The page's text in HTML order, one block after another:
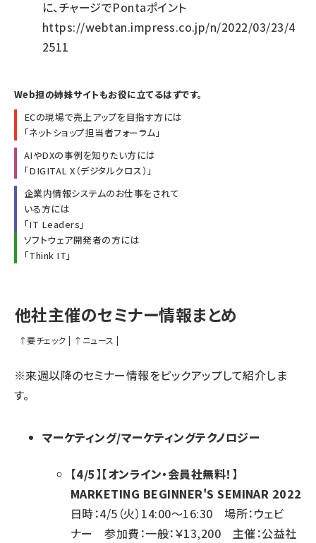
に、チャージでPontaポイント
https://webtan.impress.co.jp/n/2022/03/23/4
2511
Web担の姉妹サイトもお役に立てるはずです。
ECの現場で売上アップを目指す方には
「ネットショップ担当者フォーラム 」
AIやDXの事例を知りたい方には
「DIGITAL X（デジタルクロス） 」
企業内情報システムのお仕事をされて
いる方には
「IT Leaders 」
ソフトウェア開発者の方には
「Think IT 」
他社主催のセミナー情報まとめ
↑要チェック | ↑ ニュース |
※来週以降のセミナー情報をピックアップして紹介しま
す。
マーケティング/マーケティングテクノロジー
【4/5】【オンライン・会員社無料！】
MARKETING BEGINNER'S SEMINAR 2022
日時：4/5（火）14:00～16:30 場所：ウェビ
ナー 参加費：一般：￥13,200 主催：公益社